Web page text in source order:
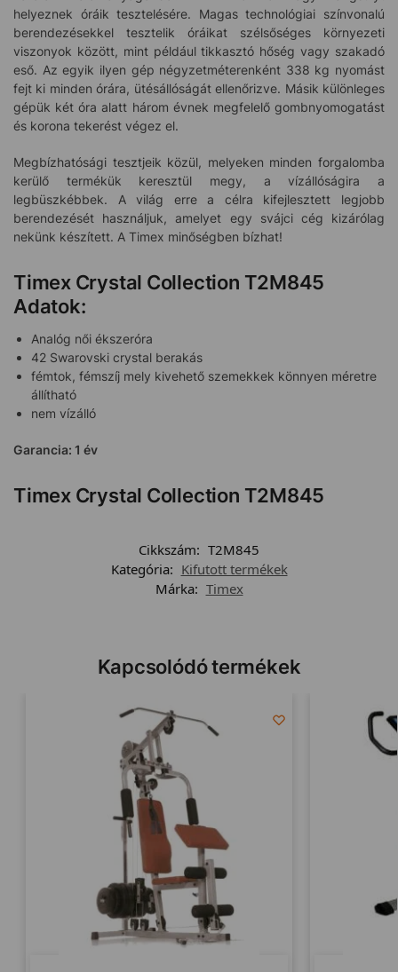
helyeznek óráik tesztelésére. Magas technológiai színvonalú
berendezésekkel tesztelik óráikat szélsőséges környezeti
viszonyok között, mint például tikkasztó hőség vagy szakadó
eső. Az egyik ilyen gép négyzetméterenként 338 kg nyomást
fejt ki minden órára, ütésállóságát ellenőrizve. Másik különleges
gépük két óra alatt három évnek megfelelő gombnyomogatást
és korona tekerést végez el.
Megbízhatósági tesztjeik közül, melyeken minden forgalomba
kerülő termékük keresztül megy, a vízállóságira a
legbüszkébbek. A világ erre a célra kifejlesztett legjobb
berendezését használjuk, amelyet egy svájci cég kizárólag
nekünk készített. A Timex minőségben bízhat!
Timex Crystal Collection T2M845
Adatok:
Analóg női ékszeróra
42 Swarovski crystal berakás
fémtok, fémszíj mely kivehető szemekkek könnyen méretre
állítható
nem vízálló
Garancia: 1 év
Timex Crystal Collection T2M845
Cikkszám: T2M845
Kategória: Kifutott termékek
Márka: Timex
Kapcsolódó termékek